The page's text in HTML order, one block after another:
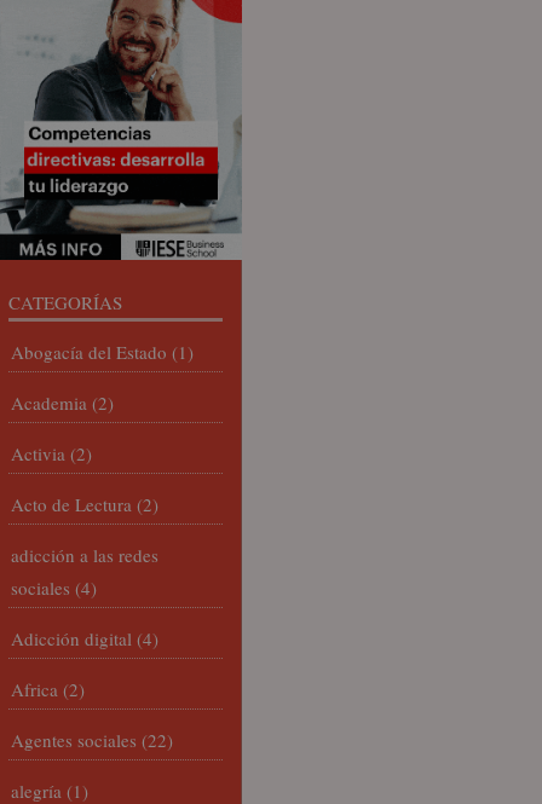
CATEGORÍAS
Abogacía del Estado (1)
Academia (2)
Activia (2)
Acto de Lectura (2)
adicción a las redes
sociales (4)
Adicción digital (4)
Africa (2)
Agentes sociales (22)
alegría (1)